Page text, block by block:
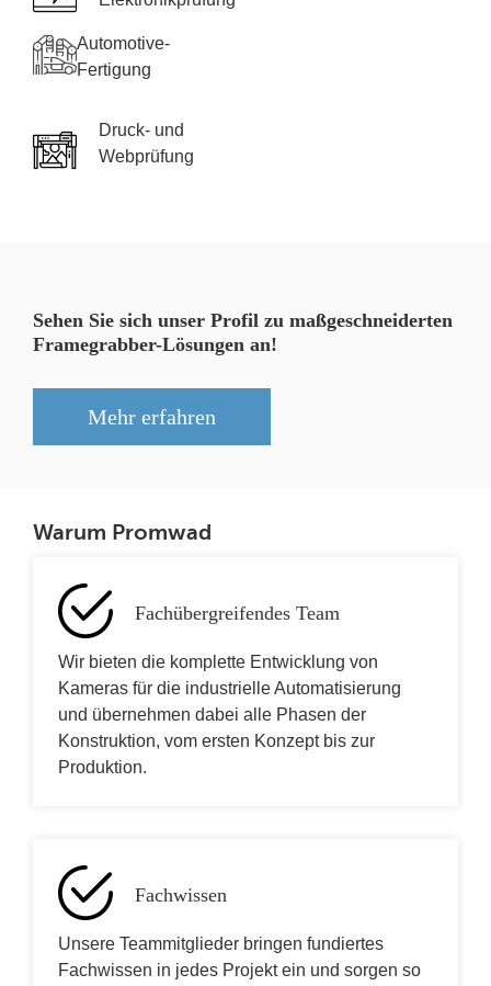
Automotive-
Fertigung
Druck- und
Webprüfung
Sehen Sie sich unser Profil zu maßgeschneiderten
Framegrabber-Lösungen an!
Mehr erfahren
Warum Promwad
Fachübergreifendes Team
Wir bieten die komplette Entwicklung von
Kameras für die industrielle Automatisierung
und übernehmen dabei alle Phasen der
Konstruktion, vom ersten Konzept bis zur
Produktion.
Fachwissen
Unsere Teammitglieder bringen fundiertes
Fachwissen in jedes Projekt ein und sorgen so